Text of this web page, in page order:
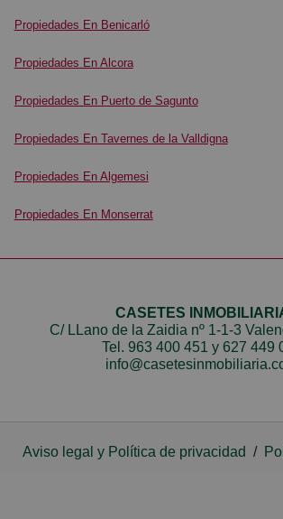
Propiedades En Benicarló
Propiedades En Alcora
Propiedades En Puerto de Sagunto
Propiedades En Tavernes de la Valldigna
Propiedades En Algemesi
Propiedades En Monserrat
CASETES
C/ LLano de la Zaidia nº 1-1-3
Tel. 963 400 451 y 627 449
Aviso legal y Política de privacidad /